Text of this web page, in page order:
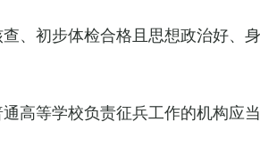
、初步体检合格且思想政治好、
高等学校负责征兵工作的机构应